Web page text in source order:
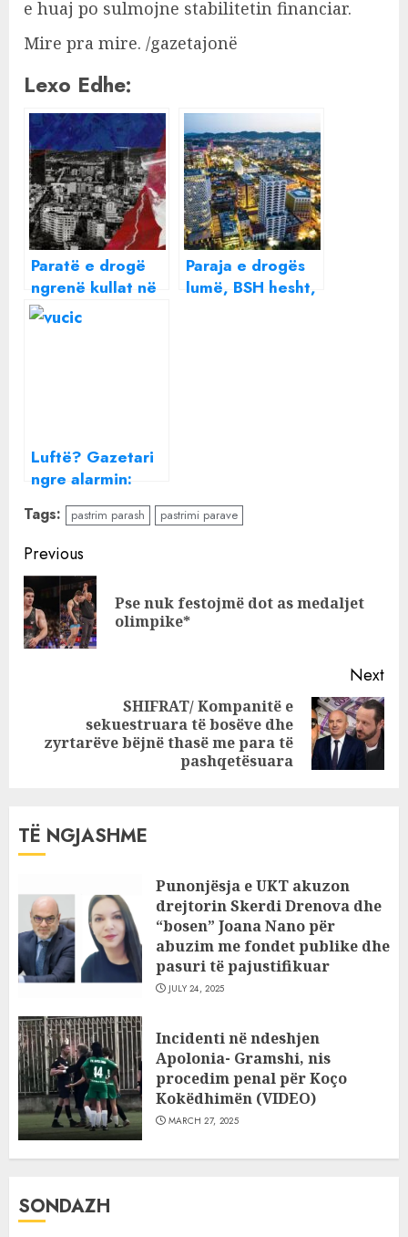
e huaj po sulmojne stabilitetin financiar.
Mire pra mire. /gazetajonë
Lexo Edhe:
Paratë e drogë
ngrenë kullat në
Tiranë, pjesë e
Paraja e drogës
lumë, BSH hesht,
Luftë? Gazetari
ngre alarmin:
Prisni dhe shihni
çfarë do të bëjë
Vuçiç në Kosovë
Tags: pastrim parash pastrimi parave
Continue
Reading
Previous
Pse nuk festojmë dot as medaljet
olimpike*
Next
post:
SHIFRAT/ Kompanitë e
sekuestruara të bosëve dhe
zyrtarëve bëjnë thasë me para të
pashqetësuara
TË NGJASHME
Punonjësja e UKT akuzon
drejtorin Skerdi Drenova dhe
“bosen” Joana Nano për
abuzim me fondet publike dhe
pasuri të pajustifikuar
JULY 24, 2025
Incidenti në ndeshjen
Apolonia- Gramshi, nis
procedim penal për Koço
Kokëdhimën (VIDEO)
MARCH 27, 2025
SONDAZH